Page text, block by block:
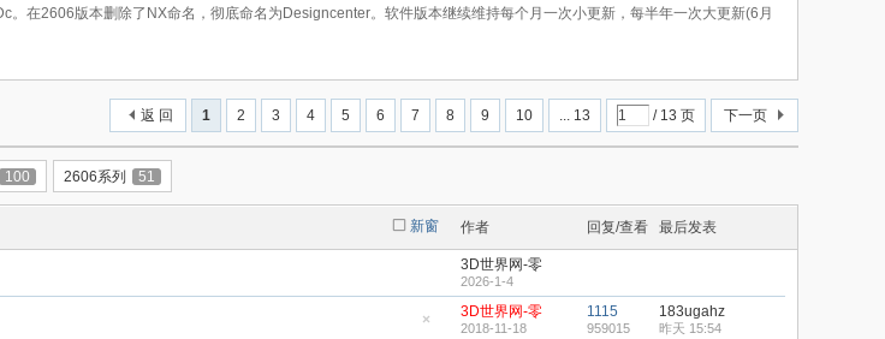
在2606版本删除了NX命名，彻底命名为Designcenter。软件版本继续维持每个月一次小更新，每半年一次大更新(6月
1 2 3 4 5 6 7 8 9 10 ... 13 / 13 页 下一页
返 回
100 2606系列 51
新窗 作者 回复/查看 最后发表
3D世界网-零
2026-1-4
3D世界网-零
2018-11-18
1115
959015
183ugahz
昨天 15:54